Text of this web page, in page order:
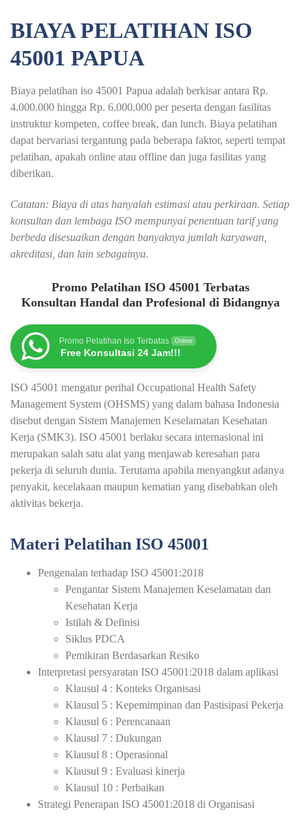
BIAYA PELATIHAN ISO
45001 PAPUA
Biaya pelatihan iso 45001 Papua adalah berkisar antara Rp.
4.000.000 hingga Rp. 6.000.000 per peserta dengan fasilitas
instruktur kompeten, coffee break, dan lunch. Biaya pelatihan
dapat bervariasi tergantung pada beberapa faktor, seperti tempat
pelatihan, apakah online atau offline dan juga fasilitas yang
diberikan.
Catatan: Biaya di atas hanyalah estimasi atau perkiraan. Setiap
konsultan dan lembaga ISO mempunyai penentuan tarif yang
berbeda disesuaikan dengan banyaknya jumlah karyawan,
akreditasi, dan lain sebagainya.
Promo Pelatihan ISO 45001 Terbatas
Konsultan Handal dan Profesional di Bidangnya
Promo Pelatihan Iso Terbatas Online
Free Konsultasi 24 Jam!!!
ISO 45001 mengatur perihal Occupational Health Safety
Management System (OHSMS) yang dalam bahasa Indonesia
disebut dengan Sistem Manajemen Keselamatan Kesehatan
Kerja (SMK3). ISO 45001 berlaku secara internasional ini
merupakan salah satu alat yang menjawab keresahan para
pekerja di seluruh dunia. Terutama apabila menyangkut adanya
penyakit, kecelakaan maupun kematian yang disebabkan oleh
aktivitas bekerja.
Materi Pelatihan ISO 45001
Pengenalan terhadap ISO 45001:2018
Pengantar Sistem Manajemen Keselamatan dan
Kesehatan Kerja
Istilah & Definisi
Siklus PDCA
Pemikiran Berdasarkan Resiko
Interpretasi persyaratan ISO 45001:2018 dalam aplikasi
Klausul 4 : Konteks Organisasi
Klausul 5 : Kepemimpinan dan Pastisipasi Pekerja
Klausul 6 : Perencanaan
Klausul 7 : Dukungan
Klausul 8 : Operasional
Klausul 9 : Evaluasi kinerja
Klausul 10 : Perbaikan
Strategi Penerapan ISO 45001:2018 di Organisasi